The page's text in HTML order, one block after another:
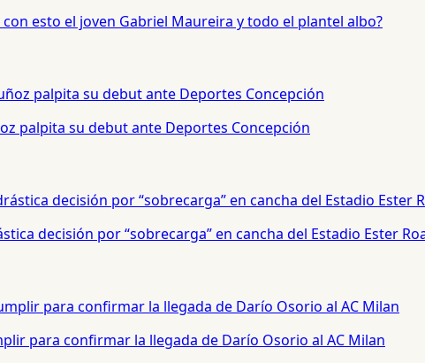
esto el joven Gabriel Maureira y todo el plantel albo?
palpita su debut ante Deportes Concepción
decisión por “sobrecarga” en cancha del Estadio Ester
para confirmar la llegada de Darío Osorio al AC Milan